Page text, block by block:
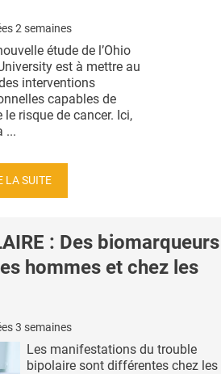
2 semaines
étude de l’Ohio
est à mettre au
interventions
capables de
le risque de cancer. Ici,
...
LA SUITE
: Des biomarqueurs
hommes et chez les
3 semaines
Les manifestations du trouble
bipolaire sont différentes chez les